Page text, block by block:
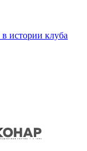
истории клуба